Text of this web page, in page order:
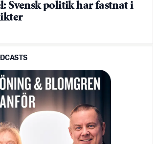
Svensk politik har fastnat i